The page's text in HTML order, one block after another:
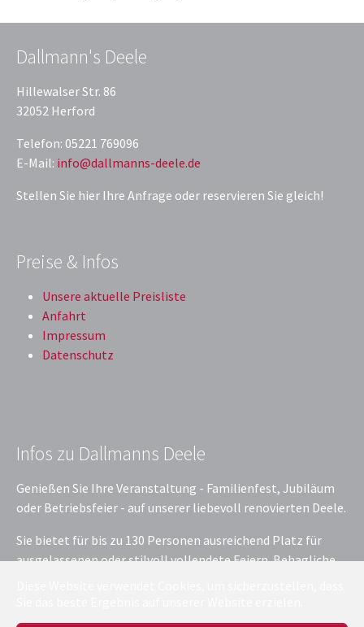
Dallmann's Deele
Hillewalser Str. 86
32052 Herford
Telefon: 05221 769096
E-Mail: info@dallmanns-deele.de
Stellen Sie hier Ihre Anfrage oder reservieren Sie gleich!
Preise & Infos
Unsere aktuelle Preisliste
Anfahrt
Impressum
Datenschutz
Infos zu Dallmanns Deele
Genießen Sie Ihre Veranstaltung - Familienfest, Jubiläum
oder Betriebsfeier - auf unserer liebevoll renovierten Deele.
Sie bietet für bis zu 130 Personen ausreichend Platz für
ausgelassenen oder stilvoll vollendete Feiern. Behagliche